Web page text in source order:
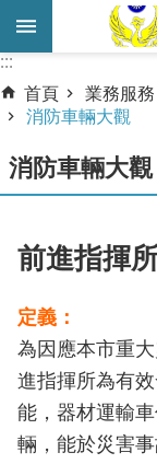
跳到主要內容區塊
進
階
尋
務
服
機
關
簡
介
:::
:::
首頁
業務服務
消防車輛大觀
消防車輛大觀
前進指揮
定義：
為因應本市重
進指揮所為有
能，器材運輸
輛，能於災害